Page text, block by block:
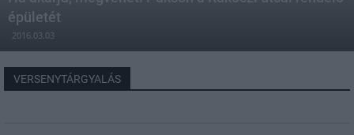
épületét
2016.03.03
VERSENYTÁRGYALÁS